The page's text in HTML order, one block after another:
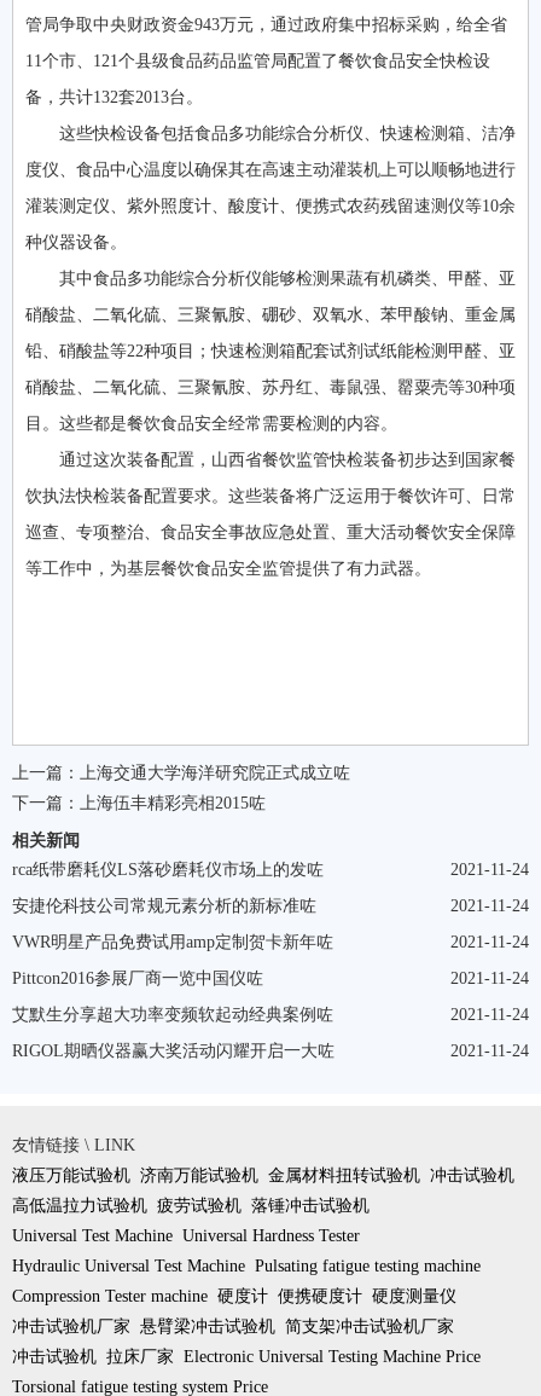
管局争取中央财政资金943万元，通过政府集中招标采购，给全省
11个市、121个县级食品药品监管局配置了餐饮食品安全快检设
备，共计132套2013台。
这些快检设备包括食品多功能综合分析仪、快速检测箱、洁净
度仪、食品中心温度以确保其在高速主动灌装机上可以顺畅地进行
灌装测定仪、紫外照度计、酸度计、便携式农药残留速测仪等10余
种仪器设备。
其中食品多功能综合分析仪能够检测果蔬有机磷类、甲醛、亚
硝酸盐、二氧化硫、三聚氰胺、硼砂、双氧水、苯甲酸钠、重金属
铅、硝酸盐等22种项目；快速检测箱配套试剂试纸能检测甲醛、亚
硝酸盐、二氧化硫、三聚氰胺、苏丹红、毒鼠强、罂粟壳等30种项
目。这些都是餐饮食品安全经常需要检测的内容。
通过这次装备配置，山西省餐饮监管快检装备初步达到国家餐
饮执法快检装备配置要求。这些装备将广泛运用于餐饮许可、日常
巡查、专项整治、食品安全事故应急处置、重大活动餐饮安全保障
等工作中，为基层餐饮食品安全监管提供了有力武器。
上一篇：
上海交通大学海洋研究院正式成立咗
下一篇：
上海伍丰精彩亮相2015咗
相关新闻
2021-11-24
rca纸带磨耗仪LS落砂磨耗仪市场上的发咗
2021-11-24
安捷伦科技公司常规元素分析的新标准咗
2021-11-24
VWR明星产品免费试用amp定制贺卡新年咗
2021-11-24
Pittcon2016参展厂商一览中国仪咗
2021-11-24
艾默生分享超大功率变频软起动经典案例咗
2021-11-24
RIGOL期晒仪器赢大奖活动闪耀开启一大咗
友情链接 \ LINK
液压万能试验机 济南万能试验机 金属材料扭转试验机 冲击试验机
高低温拉力试验机 疲劳试验机 落锤冲击试验机
Universal Test Machine Universal Hardness Tester
Hydraulic Universal Test Machine Pulsating fatigue testing machine
Compression Tester machine 硬度计 便携硬度计 硬度测量仪
冲击试验机厂家 悬臂梁冲击试验机 简支架冲击试验机厂家
冲击试验机 拉床厂家 Electronic Universal Testing Machine Price
Torsional fatigue testing system Price